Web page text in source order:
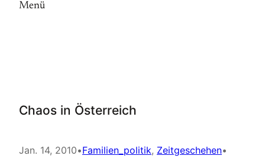
Menü
Chaos in Österreich
Jan. 14, 2010•Familien_politik, Zeitgeschehen•